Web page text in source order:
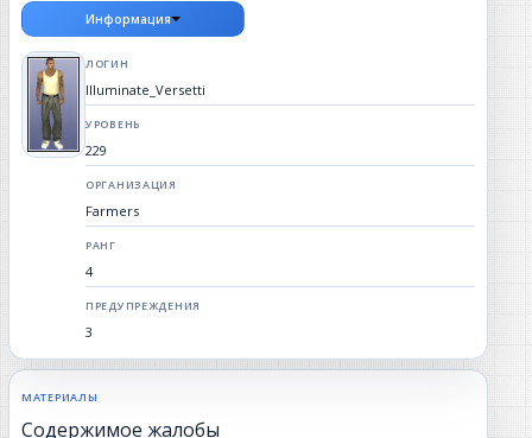
Информация
ЛОГИН
Illuminate_Versetti
УРОВЕНЬ
229
ОРГАНИЗАЦИЯ
Farmers
РАНГ
4
ПРЕДУПРЕЖДЕНИЯ
3
МАТЕРИАЛЫ
Содержимое жалобы